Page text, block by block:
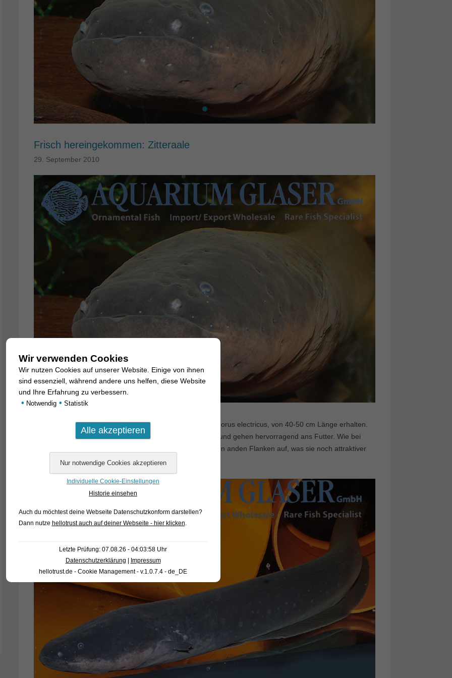
Frisch hereingekommen: Zitteraale
29. September 2010
Aus Peru haben wir ganz wunderbare Zitteraale, Electrophorus electricus, von 40-50 cm Länge erhalten.
Die drei Exemplare sind untereinander auffallend friedlich und gehen hervorragend ans Futter. Wie bei
Zitteraalen aus Peru üblich, weisen die Fische helle Flecken anden Flanken auf, was sie noch attraktiver
Wir verwenden Cookies
Wir nutzen Cookies auf unserer Website. Einige von ihnen
sind essenziell, während andere uns helfen, diese Website
und Ihre Erfahrung zu verbessern.
• Notwendig • Statistik
Individuelle Cookie-Einstellungen
Historie einsehen
Auch du möchtest deine Webseite Datenschutzkonform darstellen?
Dann nutze hellotrust auch auf deiner Webseite - hier klicken
Letzte Prüfung: 07.08.26 - 04:03:58 Uhr
Datenschutzerklärung | Impressum
hellotrust.de - Cookie Management - v.1.0.7.4 - de_DE